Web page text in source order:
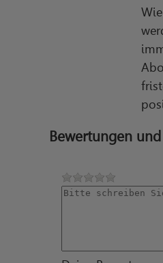
Bewertungen